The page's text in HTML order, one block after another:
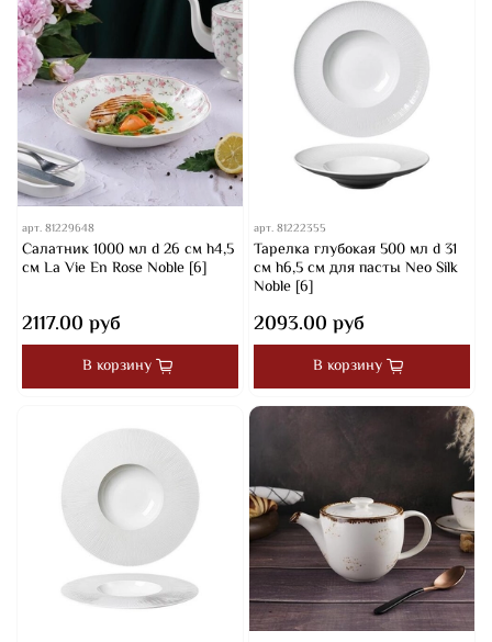
арт.81229648
Салатник 1000 мл d 26 см h4,5
см La Vie En Rose Noble [6]
2117.00 руб
В корзину
арт.81222355
Тарелка глубокая 500 мл d 31
см h6,5 см для пасты Neo Silk
Noble [6]
2093.00 руб
В корзину